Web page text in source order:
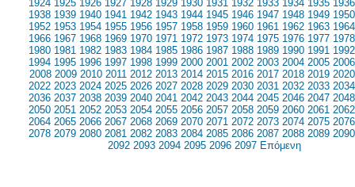
1924 1925 1926 1927 1928 1929 1930 1931 1932 1933 1934 1935 1936
1938 1939 1940 1941 1942 1943 1944 1945 1946 1947 1948 1949 1950
1952 1953 1954 1955 1956 1957 1958 1959 1960 1961 1962 1963 1964
1966 1967 1968 1969 1970 1971 1972 1973 1974 1975 1976 1977 1978
1980 1981 1982 1983 1984 1985 1986 1987 1988 1989 1990 1991 1992
1994 1995 1996 1997 1998 1999 2000 2001 2002 2003 2004 2005 2006
2008 2009 2010 2011 2012 2013 2014 2015 2016 2017 2018 2019 2020
2022 2023 2024 2025 2026 2027 2028 2029 2030 2031 2032 2033 2034
2036 2037 2038 2039 2040 2041 2042 2043 2044 2045 2046 2047 2048
2050 2051 2052 2053 2054 2055 2056 2057 2058 2059 2060 2061 2062
2064 2065 2066 2067 2068 2069 2070 2071 2072 2073 2074 2075 2076
2078 2079 2080 2081 2082 2083 2084 2085 2086 2087 2088 2089 2090
2092 2093 2094 2095 2096 2097 Επόμενη